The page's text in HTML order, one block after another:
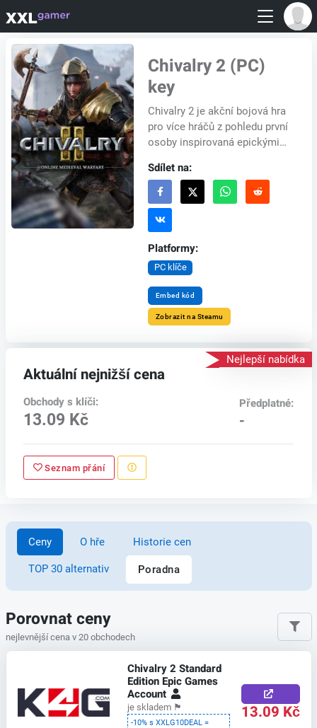
Chivalry 2 (PC)
key
Chivalry 2 je akční bojová hra
pro více hráčů z pohledu první
osoby inspirovaná epickými
bitvami. Hráči jsou vrženi do
akce v k...
Sdílet na:
Platformy:
PC klíče
Embed kód
Zobrazit na Steamu
Nejlepší nabídka
Aktuální nejnižší cena
Obchody s klíči:
13.09 Kč
Předplatné:
-
Seznam přání
Ceny O hře Historie cen
TOP 30 alternativ Poradna
Porovnat ceny
nejlevnější cena v 20 obchodech
Chivalry 2 Standard
Edition Epic Games
Account
je skladem 🏴
-10% s XXLG10DEAL =
13.09 Kč